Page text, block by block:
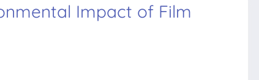
Impact of Film